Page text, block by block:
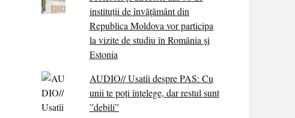
instituții de învățământ din
Republica Moldova vor participa
la vizite de studiu în România și
Estonia
AUDIO// Usatîi despre PAS: Cu
unii te poți înțelege, dar restul sunt
”debili”